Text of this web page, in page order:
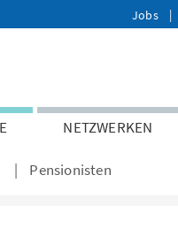
Jobs
NETZWERKEN
Pensionisten